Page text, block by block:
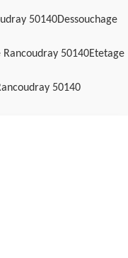
50140Dessouchage
Rancoudray 50140Etetage
50140